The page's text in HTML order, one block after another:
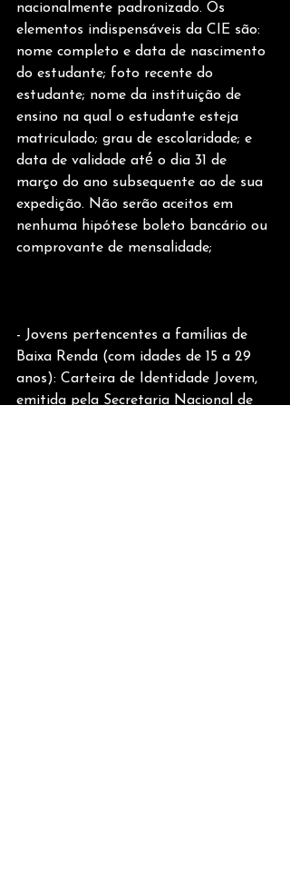
nacionalmente padronizado. Os
elementos indispensáveis da CIE são:
nome completo e data de nascimento
do estudante; foto recente do
estudante; nome da instituição de
ensino na qual o estudante esteja
matriculado; grau de escolaridade; e
data de validade até́ o dia 31 de
março do ano subsequente ao de sua
expedição. Não serão aceitos em
nenhuma hipótese boleto bancário ou
comprovante de mensalidade;
- Jovens pertencentes a famílias de
Baixa Renda (com idades de 15 a 29
anos): Carteira de Identidade Jovem,
emitida pela Secretaria Nacional de